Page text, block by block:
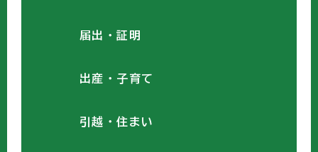
届出・証明
出産・子育て
引越・住まい